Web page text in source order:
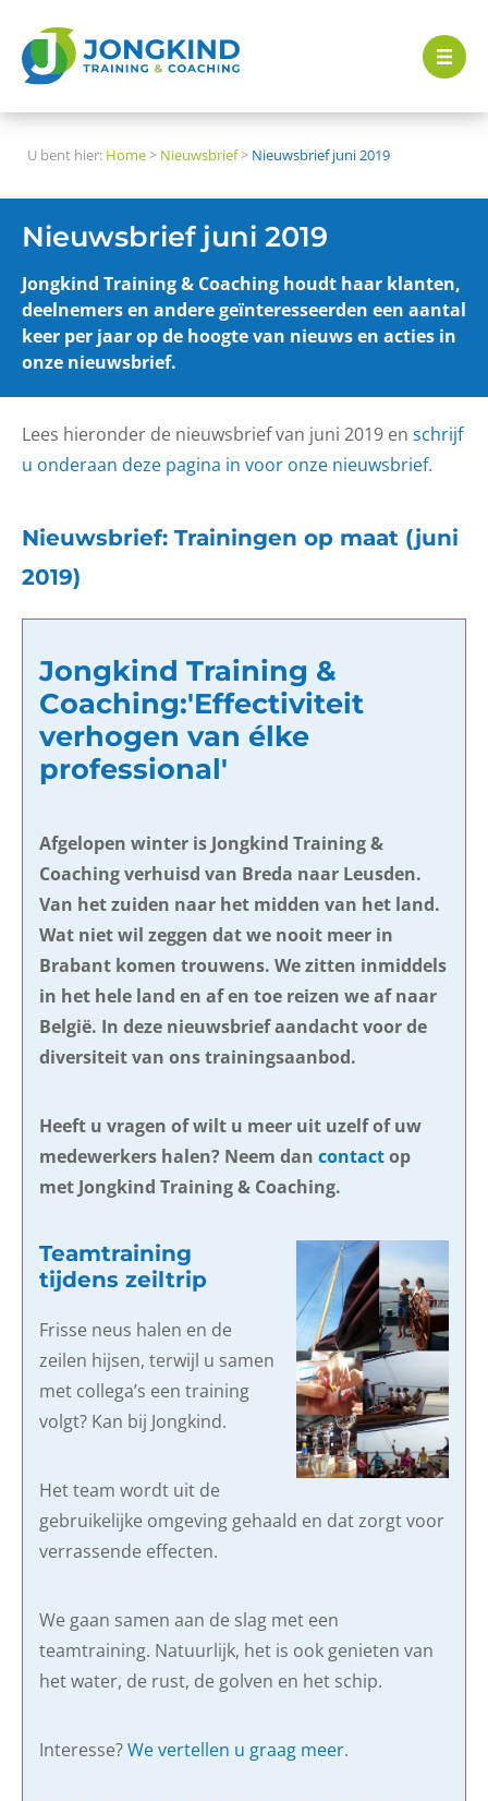
U bent hier: Home> Nieuwsbrief> Nieuwsbrief juni 2019
Nieuwsbrief juni 2019
Jongkind Training & Coaching houdt haar klanten,
deelnemers en andere geïnteresseerden een aantal
keer per jaar op de hoogte van nieuws en acties in
onze nieuwsbrief.
Lees hieronder de nieuwsbrief van juni 2019 en schrijf
u onderaan deze pagina in voor onze nieuwsbrief.
Nieuwsbrief: Trainingen op maat (juni
2019)
Jongkind Training &
Coaching:'Effectiviteit
verhogen van élke
professional'
Afgelopen winter is Jongkind Training &
Coaching verhuisd van Breda naar Leusden.
Van het zuiden naar het midden van het land.
Wat niet wil zeggen dat we nooit meer in
Brabant komen trouwens. We zitten inmiddels
in het hele land en af en toe reizen we af naar
België. In deze nieuwsbrief aandacht voor de
diversiteit van ons trainingsaanbod.
Heeft u vragen of wilt u meer uit uzelf of uw
medewerkers halen? Neem dan contactop
met Jongkind Training & Coaching.
Teamtraining
tijdens zeiltrip
Frisse neus halen en de
zeilen hijsen, terwijl u samen
met collega’s een training
volgt? Kan bij Jongkind.
Het team wordt uit de
gebruikelijke omgeving gehaald en dat zorgt voor
verrassende effecten.
We gaan samen aan de slag met een
teamtraining. Natuurlijk, het is ook genieten van
het water, de rust, de golven en het schip.
Interesse?We vertellen u graag meer.